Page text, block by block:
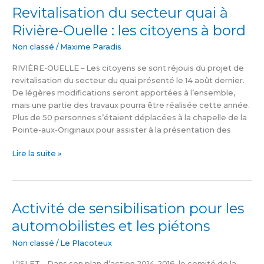
Revitalisation du secteur quai à
Rivière-Ouelle : les citoyens à bord
Non classé / Maxime Paradis
RIVIÈRE-OUELLE – Les citoyens se sont réjouis du projet de
revitalisation du secteur du quai présenté le 14 août dernier.
De légères modifications seront apportées à l’ensemble,
mais une partie des travaux pourra être réalisée cette année.
Plus de 50 personnes s’étaient déplacées à la chapelle de la
Pointe-aux-Originaux pour assister à la présentation des
Revitalisation
secteur
quai
Rivière-
Ouelle
:
les
citoyens
à
Lire la suite »
Activité de sensibilisation pour les
automobilistes et les piétons
Non classé / Le Placoteux
Activité
sensibilisation
pour